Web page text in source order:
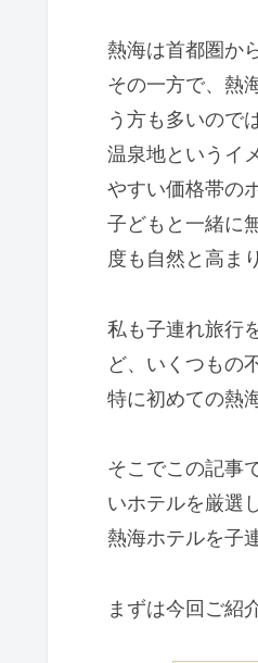
熱海は首都圏か
その一方で、熱
う方も多いので
温泉地というイ
やすい価格帯の
子どもと一緒に
度も自然と高ま
私も子連れ旅行
ど、いくつもの
特に初めての熱
そこでこの記事
いホテルを厳選
熱海ホテルを子
まずは今回ご紹